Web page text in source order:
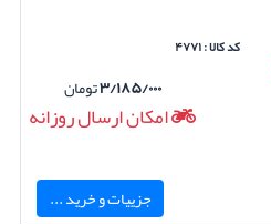
کد کالا : ۴۷۷۱
۳/۱۸۵/۰۰۰تومان
امکان ارسال روزانه
جزییات و خرید ...